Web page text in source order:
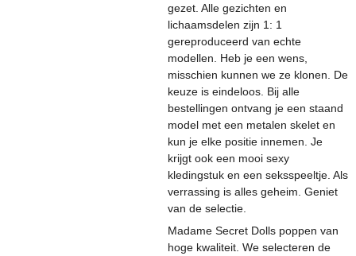
gezet. Alle gezichten en
lichaamsdelen zijn 1: 1
gereproduceerd van echte
modellen. Heb je een wens,
misschien kunnen we ze klonen. De
keuze is eindeloos. Bij alle
bestellingen ontvang je een staand
model met een metalen skelet en
kun je elke positie innemen. Je
krijgt ook een mooi sexy
kledingstuk en een seksspeeltje. Als
verrassing is alles geheim. Geniet
van de selectie.
Madame Secret Dolls poppen van
hoge kwaliteit. We selecteren de